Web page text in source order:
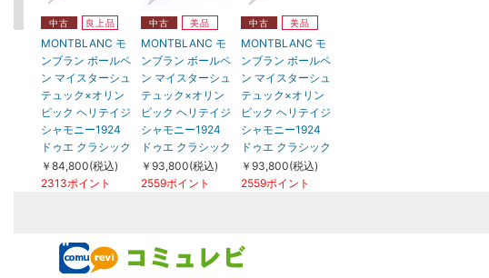
中古 良上品
MONTBLANC モ
ンブラン ボールペ
ン マイスターシュ
テュック×オリン
ピック ヘリテイジ
シャモニー1924
ドゥエ クラシック
￥84,800(税込)
2313ポイント
中古 美品
MONTBLANC モ
ンブラン ボールペ
ン マイスターシュ
テュック×オリン
ピック ヘリテイジ
シャモニー1924
ドゥエ クラシック
￥93,800(税込)
2559ポイント
中古 美品
MONTBLANC モ
ンブラン ボールペ
ン マイスターシュ
テュック×オリン
ピック ヘリテイジ
シャモニー1924
ドゥエ クラシック
￥93,800(税込)
2559ポイント